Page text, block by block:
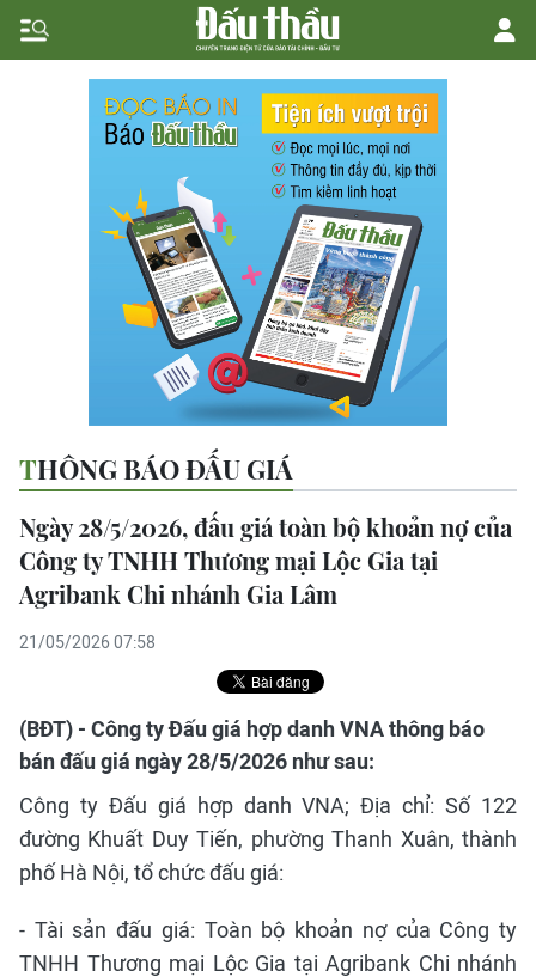
THÔNG BÁO ĐẤU GIÁ
Ngày 28/5/2026, đấu giá toàn bộ khoản nợ của
Công ty TNHH Thương mại Lộc Gia tại
Agribank Chi nhánh Gia Lâm
21/05/2026 07:58
(BĐT) - Công ty Đấu giá hợp danh VNA thông báo
bán đấu giá ngày 28/5/2026 như sau:
Công ty Đấu giá hợp danh VNA; Địa chỉ: Số 122
đường Khuất Duy Tiến, phường Thanh Xuân, thành
phố Hà Nội, tổ chức đấu giá:
- Tài sản đấu giá: Toàn bộ khoản nợ của Công ty
TNHH Thương mại Lộc Gia tại Agribank Chi nhánh